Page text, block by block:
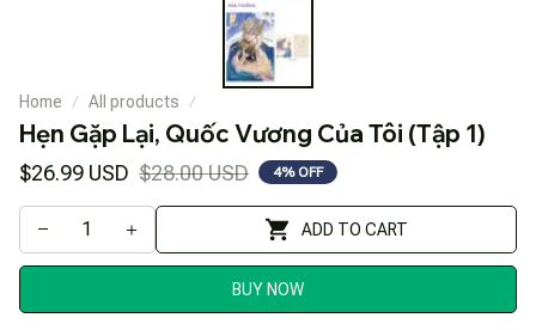
Home All products
Hẹn Gặp Lại, Quốc Vương Của Tôi (Tập 1)
$26.99 USD $28.00 USD 4% OFF
ADD TO CART
BUY NOW